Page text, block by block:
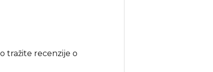
tražite recenzije o